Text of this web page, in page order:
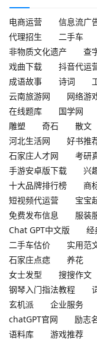
电商运营 信息流广
代理招生
二手车
非物质文化遗产
查
戏曲下载
抖音代运
成语故事
诗词
云南旅游网
网络游
在线题库
国学网
雕塑
奇石 散文
河北生活网
好书推
石家庄人才网
考研
手游安卓版下载
兴
十大品牌排行榜
商
短视频代运营
宝宝
免费发布信息
服装
Chat GPT中文版
经
二手车估价
实用范
石家庄点痣
养花
女士发型
搜搜作文
钢琴入门指法教程
玄机派
企业服务
chatGPT官网
励志
语料库
游戏推荐